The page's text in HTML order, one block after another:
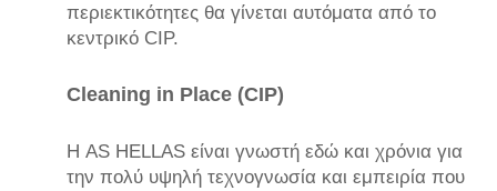
περιεκτικότητες θα γίνεται αυτόματα από το
κεντρικό CIP.
Cleaning in Place (CIP)
Η AS HELLAS είναι γνωστή εδώ και χρόνια για
την πολύ υψηλή τεχνογνωσία και εμπειρία που